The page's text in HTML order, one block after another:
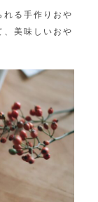
れる手作りおや
、美味しいおや